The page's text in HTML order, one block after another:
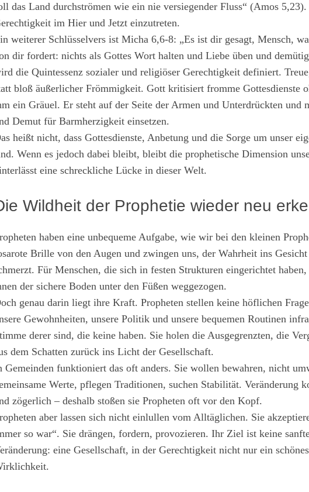
das Land durchströmen wie ein nie versiegender Fluss“ (Amos
im Hier und Jetzt einzutreten.
weiterer Schlüsselvers ist Micha 6,6-8: „Es ist dir gesagt, Mensch,
dir fordert: nichts als Gottes Wort halten und Liebe üben und
die Quintessenz sozialer und religiöser Gerechtigkeit definiert.
bloß äußerlicher Frömmigkeit. Gott kritisiert fromme Gottesdienste
ein Gräuel. Er steht auf der Seite der Armen und Unterdrückten und
Demut für Barmherzigkeit einsetzen.
heißt nicht, dass Gottesdienste, Anbetung und die Sorge um unser
Wenn es jedoch dabei bleibt, bleibt die prophetische Dimension
eine schreckliche Lücke in dieser Welt.
Wildheit der Prophetie wieder neu
haben eine unbequeme Aufgabe, wie wir bei den kleinen
Brille von den Augen und zwingen uns, der Wahrheit ins Gesicht
Für Menschen, die sich in festen Strukturen eingerichtet
der sichere Boden unter den Füßen weggezogen.
genau darin liegt ihre Kraft. Propheten stellen keine höflichen
Gewohnheiten, unsere Politik und unsere bequemen Routinen
derer sind, die keine haben. Sie holen die Ausgegrenzten, die
dem Schatten zurück ins Licht der Gesellschaft.
Gemeinden funktioniert das oft anders. Sie wollen bewahren, nicht
Werte, pflegen Traditionen, suchen Stabilität. Veränderung
zögerlich – deshalb stoßen sie Propheten oft vor den Kopf.
aber lassen sich nicht einlullen vom Alltäglichen. Sie
so war“. Sie drängen, fordern, provozieren. Ihr Ziel ist keine
eine Gesellschaft, in der Gerechtigkeit nicht nur ein